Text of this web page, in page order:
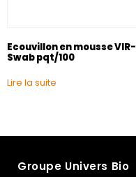
Ecouvillon en mousse VIR-
Swab pqt/100
Lire la suite
Groupe Univers Bio